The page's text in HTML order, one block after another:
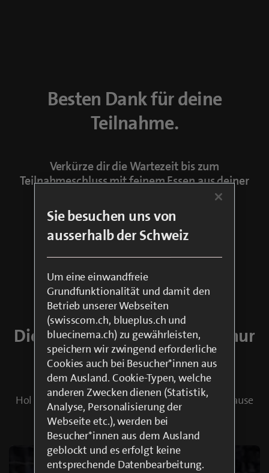
Besten Dank für deine
Teilnahme.
Verkürze dir die Wartezeit bis zum
Teilnahmeschluss mit feinem Essen aus deiner
Zu Just Eat
Zu blue Sport
Die Vorfreude steigt – nicht nur
auf den Gewinn
Hol dir jetzt die UEFA Champions League nach Hause
erlebe jedes Tor live mit blue+
Sie besuchen uns von
ausserhalb der Schweiz
Um eine einwandfreie
Grundfunktionalität und damit den
Betrieb unserer Webseiten
(swisscom.ch, blueplus.ch und
bluecinema.ch) zu gewährleisten,
speichern wir zwingend erforderliche
Cookies auch bei Besucher*innen aus
dem Ausland. Cookie-Typen, welche
anderen Zwecken dienen (Statistik,
Analyse, Personalisierung der
Webseite etc.), werden bei
Besucher*innen aus dem Ausland
geblockt und es erfolgt keine
entsprechende Datenbearbeitung.